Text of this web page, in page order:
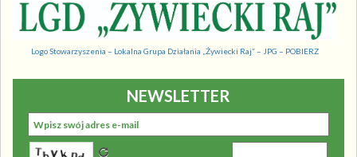
Logo Stowarzyszenia – Lokalna Grupa Działania „Żywiecki Raj” – JPG – POBIERZ
NEWSLETTER